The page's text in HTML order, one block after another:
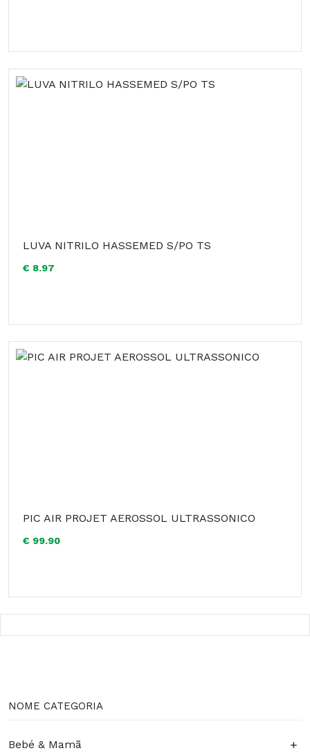
LUVA NITRILO HASSEMED S/PO TS
€ 8.97
PIC AIR PROJET AEROSSOL ULTRASSONICO
€ 99.90
NOME CATEGORIA
Bebé & Mamã +